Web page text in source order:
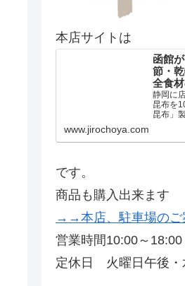
本店サイトは
函館
節・
全食
静岡に
昆布を
昆布」
とより
www.jirochoya.com
です。
商品も購入出来ます
→→本店、駐車場の
営業時間10:00～18:00
定休日 火曜日午後・